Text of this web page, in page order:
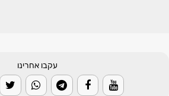
עקבו אחרינו